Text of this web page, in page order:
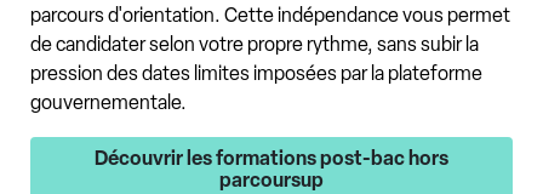
parcours d'orientation. Cette indépendance vous permet
de candidater selon votre propre rythme, sans subir la
pression des dates limites imposées par la plateforme
gouvernementale.
Découvrir les formations post-bac hors
parcoursup